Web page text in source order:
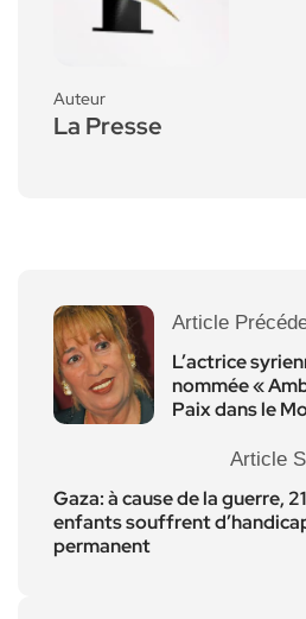
Auteur
La Presse
Article
L’actrice
nommée «
Paix dans le
Article
Gaza: à cause de la guerre,
enfants souffrent
permanent